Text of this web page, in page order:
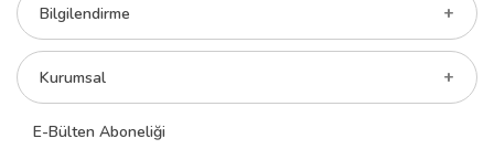
Bilgilendirme
Kurumsal
E-Bülten Aboneliği